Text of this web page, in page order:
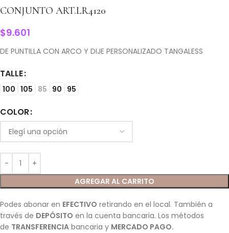
CONJUNTO ART.LR4120
$9.601
DE PUNTILLA CON ARCO Y DIJE PERSONALIZADO TANGALESS
TALLE
100 105 85 90 95
COLOR
AGREGAR AL CARRITO
Podes abonar en EFECTIVO retirando en el local. También a
través de DEPÓSITO en la cuenta bancaria. Los métodos
de TRANSFERENCIA bancaria y MERCADO PAGO.